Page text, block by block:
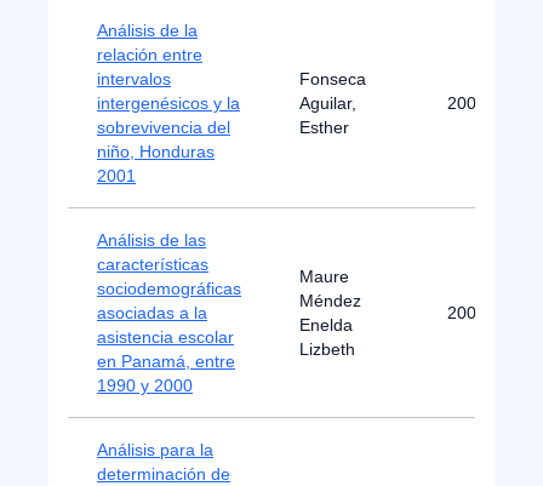
Análisis de la
relación entre
intervalos
intergenésicos y la
sobrevivencia del
niño, Honduras
2001
Fonseca
Aguilar,
Esther
2006
Análisis de las
características
sociodemográficas
asociadas a la
asistencia escolar
en Panamá, entre
1990 y 2000
Maure
Méndez
Enelda
Lizbeth
2004
Análisis para la
determinación de